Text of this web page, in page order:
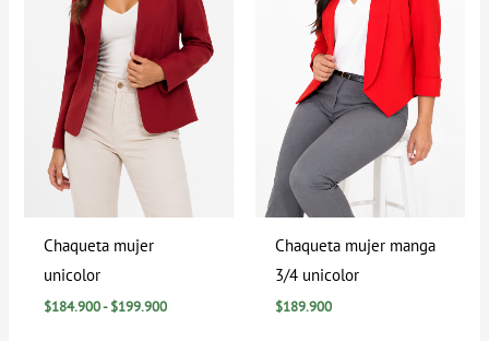
Chaqueta mujer
unicolor
$184.900- $199.900
Chaqueta mujer manga
3/4 unicolor
$189.900